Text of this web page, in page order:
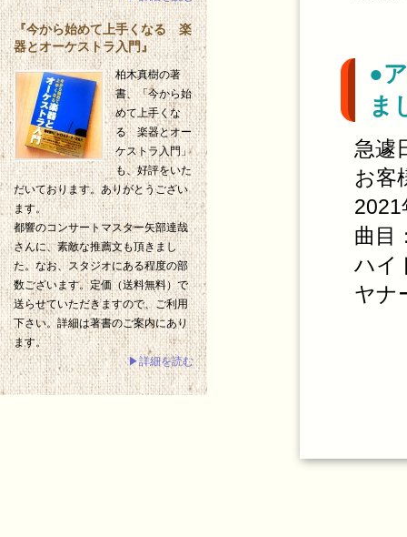
●
ま
急遽
お客
2021
曲目
ハイ
ヤナ
『今から始めて上手くなる 楽
器とオーケストラ入門』
柏木真樹の著
書、「今から始
めて上手くな
る 楽器とオー
ケストラ入門」
も、好評をいた
だいております。ありがとうござい
ます。
都響のコンサートマスター矢部達哉
さんに、素敵な推薦文も頂きまし
た。なお、スタジオにある程度の部
数ございます。定価（送料無料）で
送らせていただきますので、ご利用
下さい。詳細は著書のご案内にあり
ます。
▶詳細を読む